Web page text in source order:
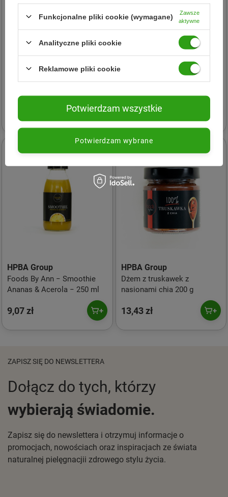
HPBA Group
Lemoniada Grejpfrut &;
Lemoniada Rabarbar &;
3,19 zł
HPBA Group
Foods By Ann − Smoothie
Ananas & Acerola − 250 ml
9,07 zł
HPBA Group
Dżem z truskawek z
nasionami chia 200 g
13,43 zł
ZAPISZ SIĘ DO NEWSLETTERA
Dołącz do tych, którzy
wybierają świadomie.
Zapisz się do newslettera i otrzymuj informacje o
promocjach, nowościach oraz inspiracjach ze świata
naturalnej pielęgnacjii zdrowego stylu życia.
Funkcjonalne pliki cookie (wymagane)
Zawsze
aktywne
Analityczne pliki cookie
Reklamowe pliki cookie
Potwierdzam wybrane
Potwierdzam wszystkie